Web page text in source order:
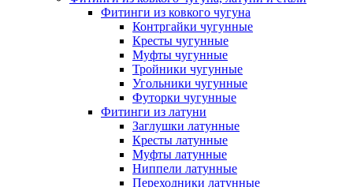
Фитинги из ковкого чугуна
Контргайки чугунные
Кресты чугунные
Муфты чугунные
Тройники чугунные
Угольники чугунные
Футорки чугунные
Фитинги из латуни
Заглушки латунные
Кресты латунные
Муфты латунные
Ниппели латунные
Переходники латунные